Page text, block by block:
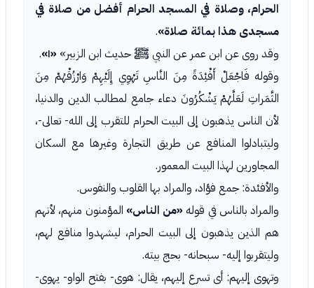
الحرام، وصلاة في المسجد الحرام أفضل من صلاة في
مسجدى هذا بمائة صلاة».
وقد روى عن ابن عمر عن النبي ﷺ حديث ابن الزبير» «١» .
وقوله فَاجْعَلْ أَفْئِدَةً مِنَ النَّاسِ تَهْوِي إِلَيْهِمْ وَارْزُقْهُمْ مِنَ
الثَّمَراتِ لَعَلَّهُمْ يَشْكُرُونَ دعاء جامع لمطالب الدين والدنيا،
لأن الناس يذهبون إلى البيت الحرام للتقرب إلى الله- تعالى-،
وليتبادلوا المنافع عن طريق التجارة وغيرها مع السكان
المجاورين لهذا البيت المعمور.
والأفئدة: جمع فؤاد، والمراد بها القلوب والنفوس.
والمراد بالناس في قوله «من الناس» المؤمنون منهم، لأنهم
هم الذين يذهبون إلى البيت الحرام، ليشهدوا منافع لهم،
وليتقربوا إليه- سبحانه- بحج بيته.
وتهوى إليهم: أى تسرع إليهم، يقال: هوى- بفتح الواو- يهوى-